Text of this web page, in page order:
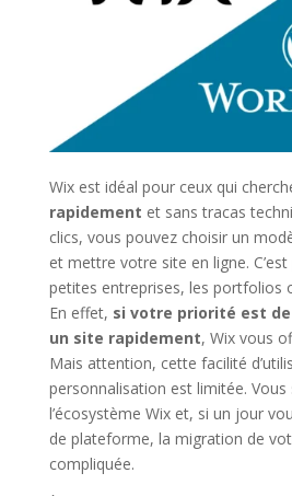
Wix est idéal pour ceux qui
rapidement et sans tracas
clics, vous pouvez choisir un
et mettre votre site en ligne.
petites entreprises, les portfolios
En effet, si votre priorité est
un site rapidement, Wix vous
Mais attention, cette facilité
personnalisation est limitée. Vous
l’écosystème Wix et, si un jour
de plateforme, la migration de
compliquée.